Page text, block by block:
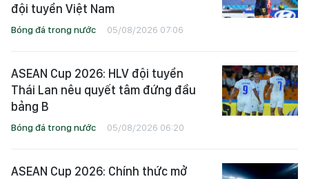
đội tuyển Việt Nam
Bóng đá trong nước 05/08/2026 07:06
ASEAN Cup 2026: HLV đội tuyển
Thái Lan nêu quyết tâm đứng đầu
bảng B
Bóng đá trong nước 05/08/2026 06:20
ASEAN Cup 2026: Chính thức mở